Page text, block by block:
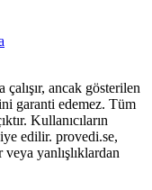
ancak gösterilen
garanti edemez. Tüm
Kullanıcıların
edilir. provedi.se,
yanlışlıklardan